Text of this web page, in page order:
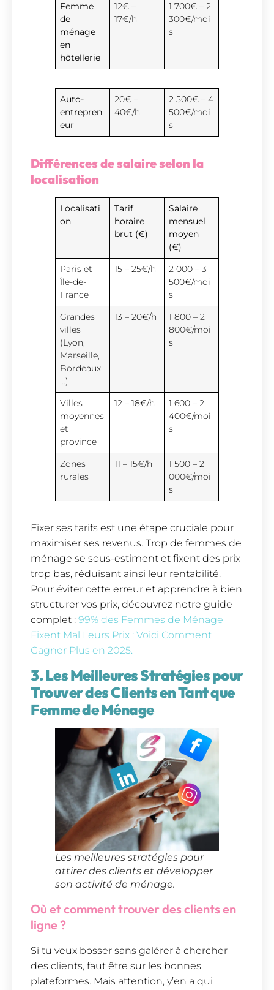
Femme
de
ménage
en
hôtellerie
12€ –
17€/h
1 700€ – 2
300€/moi
s
Auto-
entrepren
eur
20€ –
40€/h
2 500€ – 4
500€/moi
s
Différences de salaire selon la
localisation
Localisati
on
Tarif
horaire
brut (€)
Salaire
mensuel
moyen
(€)
Paris et
Île-de-
France
15 – 25€/h
2 000 – 3
500€/moi
s
Grandes
villes
(Lyon,
Marseille,
Bordeaux
…)
13 – 20€/h
1 800 – 2
800€/moi
s
Villes
moyennes
et
province
12 – 18€/h
1 600 – 2
400€/moi
s
Zones
rurales
11 – 15€/h
1 500 – 2
000€/moi
s
Fixer ses tarifs est une étape cruciale pour
maximiser ses revenus. Trop de femmes de
ménage se sous-estiment et fixent des prix
trop bas, réduisant ainsi leur rentabilité.
Pour éviter cette erreur et apprendre à bien
structurer vos prix, découvrez notre guide
complet : 99% des Femmes de Ménage
Fixent Mal Leurs Prix : Voici Comment
Gagner Plus en 2025.
3. Les Meilleures Stratégies pour
Trouver des Clients en Tant que
Femme de Ménage
Les meilleures stratégies pour
attirer des clients et développer
son activité de ménage.
Où et comment trouver des clients en
ligne ?
Si tu veux bosser sans galérer à chercher
des clients, faut être sur les bonnes
plateformes. Mais attention, y’en a qui